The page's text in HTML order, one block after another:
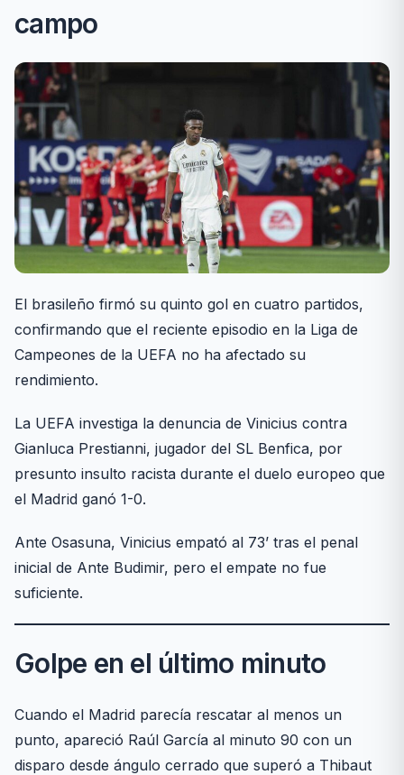
campo
El brasileño firmó su quinto gol en cuatro partidos,
confirmando que el reciente episodio en la Liga de
Campeones de la UEFA no ha afectado su
rendimiento.
La UEFA investiga la denuncia de Vinicius contra
Gianluca Prestianni, jugador del SL Benfica, por
presunto insulto racista durante el duelo europeo que
el Madrid ganó 1-0.
Ante Osasuna, Vinicius empató al 73’ tras el penal
inicial de Ante Budimir, pero el empate no fue
suficiente.
Golpe en el último minuto
Cuando el Madrid parecía rescatar al menos un
punto, apareció Raúl García al minuto 90 con un
disparo desde ángulo cerrado que superó a Thibaut